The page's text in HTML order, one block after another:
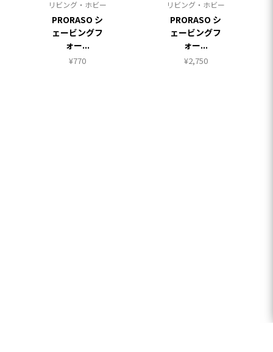
リビング・ホビー
PRORASO シ
ェービングフ
ォー...
¥770
リビング・ホビー
PRORASO シ
ェービングフ
ォー...
¥2,750